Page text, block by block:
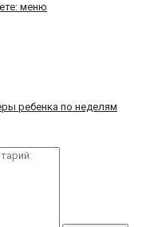
меню
ребенка по неделям